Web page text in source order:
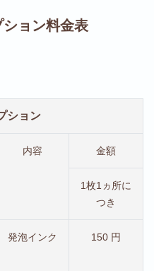
ョン料金表
ション
内容 金額
1枚1ヵ所に
つき
発泡インク 150 円